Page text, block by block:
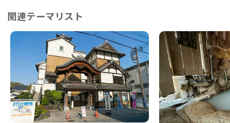
関連テーマリスト